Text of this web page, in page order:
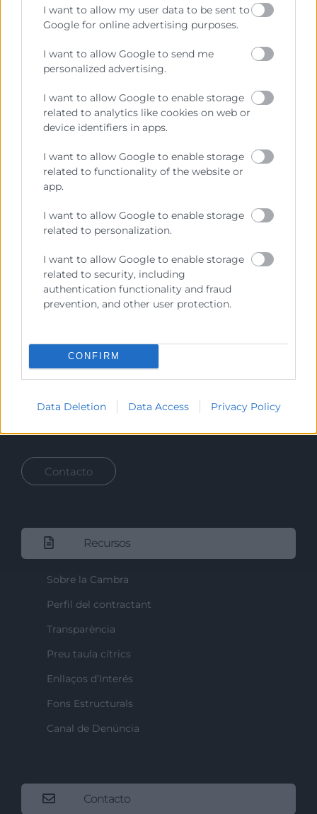
I want to allow my user data to be sent to
Google for online advertising purposes.
I want to allow Google to send me
personalized advertising.
I want to allow Google to enable storage
related to analytics like cookies on web or
device identifiers in apps.
I want to allow Google to enable storage
related to functionality of the website or
app.
I want to allow Google to enable storage
related to personalization.
I want to allow Google to enable storage
related to security, including
authentication functionality and fraud
prevention, and other user protection.
CONFIRM
Data Deletion Data Access Privacy Policy
Recursos vinculats
FOTO | Daniel Calleja
Nota de premsa(Documento)
Cámara València es una corporación de derecho público,
colaboradora de las Administraciones Públicas, dedicada a:
Representar, promocionar y defender los intereses
generales del comercio, la industria y la navegación.
previstas en la Ley, o que puedan encomendar y
Contacto
Recursos
Sobre la Cambra
Perfil del contractant
Transparència
Preu taula cítrics
Enllaços d’Interés
Fons Estructurals
Canal de Denúncia
Contacto